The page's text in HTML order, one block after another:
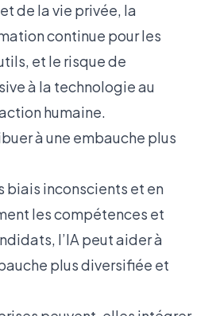
de la vie privée, la
continue pour les
et le risque de
à la technologie au
humaine.
à une embauche plus
biais inconscients et en
les compétences et
l’IA peut aider à
plus diversifiée et